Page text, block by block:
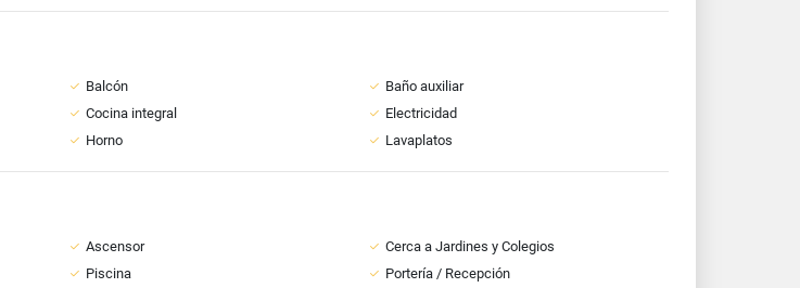
Balcón
Baño auxiliar
Cocina integral
Electricidad
Horno Lavaplatos
Ascensor
Cerca a Jardines y Colegios
Piscina
Portería / Recepción